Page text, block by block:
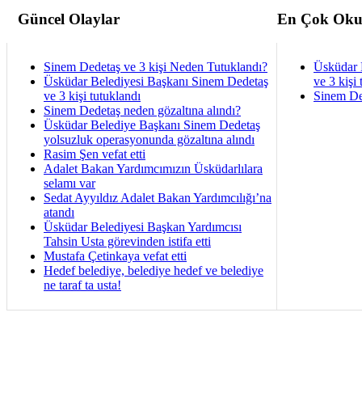
Güncel Olaylar En Çok
Sinem Dedetaş ve 3 kişi Neden Tutuklandı?
Üsküdar Belediyesi Başkanı Sinem Dedetaş
ve 3 kişi tutuklandı
Sinem Dedetaş neden gözaltına alındı?
Üsküdar Belediye Başkanı Sinem Dedetaş
yolsuzluk operasyonunda gözaltına alındı
Rasim Şen vefat etti
Adalet Bakan Yardımcımızın Üsküdarlılara
selamı var
Sedat Ayyıldız Adalet Bakan Yardımcılığı’na
atandı
Üsküdar Belediyesi Başkan Yardımcısı
Tahsin Usta görevinden istifa etti
Mustafa Çetinkaya vefat etti
Hedef belediye, belediye hedef ve belediye
ne taraf ta usta!
Üsküdar
ve 3 kişi
Sinem